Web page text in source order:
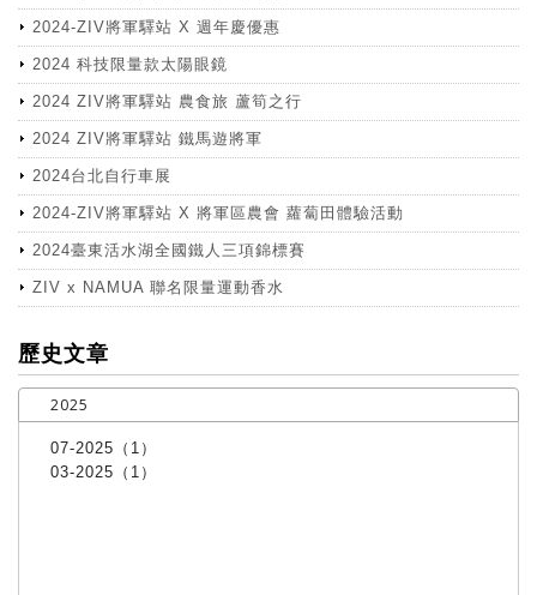
2024-ZIV將軍驛站 X 週年慶優惠
2024 科技限量款太陽眼鏡
2024 ZIV將軍驛站 農食旅 蘆筍之行
2024 ZIV將軍驛站 鐵馬遊將軍
2024台北自行車展
2024-ZIV將軍驛站 X 將軍區農會 蘿蔔田體驗活動
2024臺東活水湖全國鐵人三項錦標賽
ZIV x NAMUA 聯名限量運動香水
more
歷史文章
2025
07-2025（1）
03-2025（1）